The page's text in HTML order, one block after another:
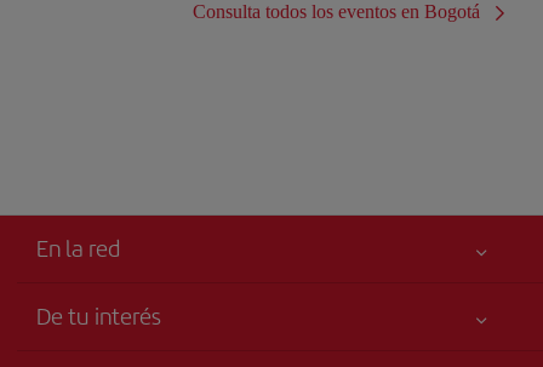
Consulta todos los eventos en Bogotá
En la red
De tu interés